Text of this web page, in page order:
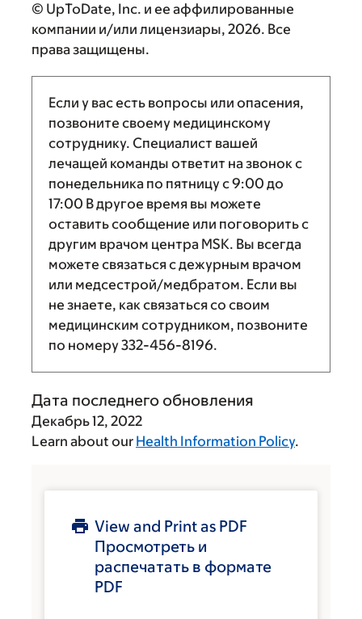
© UpToDate, Inc. и ее аффилированные
компании и/или лицензиары, 2026. Все
права защищены.
Если у вас есть вопросы или опасения,
позвоните своему медицинскому
сотруднику. Специалист вашей
лечащей команды ответит на звонок с
понедельника по пятницу с9:00 до
17:00 В другое время вы можете
оставить сообщение или поговорить с
другим врачом центра MSK. Вы всегда
можете связаться с дежурным врачом
или медсестрой/медбратом. Если вы
не знаете, как связаться со своим
медицинским сотрудником, позвоните
по номеру332-456-8196.
Дата последнего обновления
Декабрь 12, 2022
Learn about our Health Information Policy.
View and Print as PDF
Просмотреть и
распечатать в формате
PDF